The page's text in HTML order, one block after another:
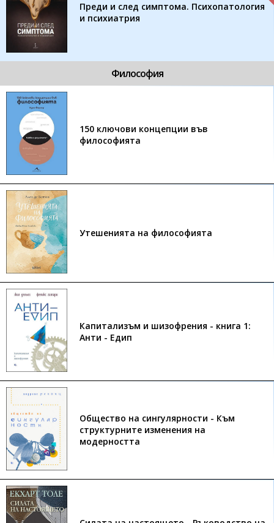
Преди и след симптома. Психопатология
и психиатрия
Философия
150 ключови концепции във
философията
Утешенията на философията
Капитализъм и шизофрения - книга 1:
Анти - Едип
Общество на сингулярности - Към
структурните изменения на
модерността